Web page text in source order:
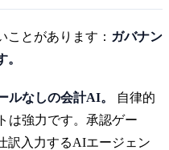
ことがあります： ガバナン
ルなしの会計AI。
自律的
は強力です。承認ゲー
訳入力するAIエージェン